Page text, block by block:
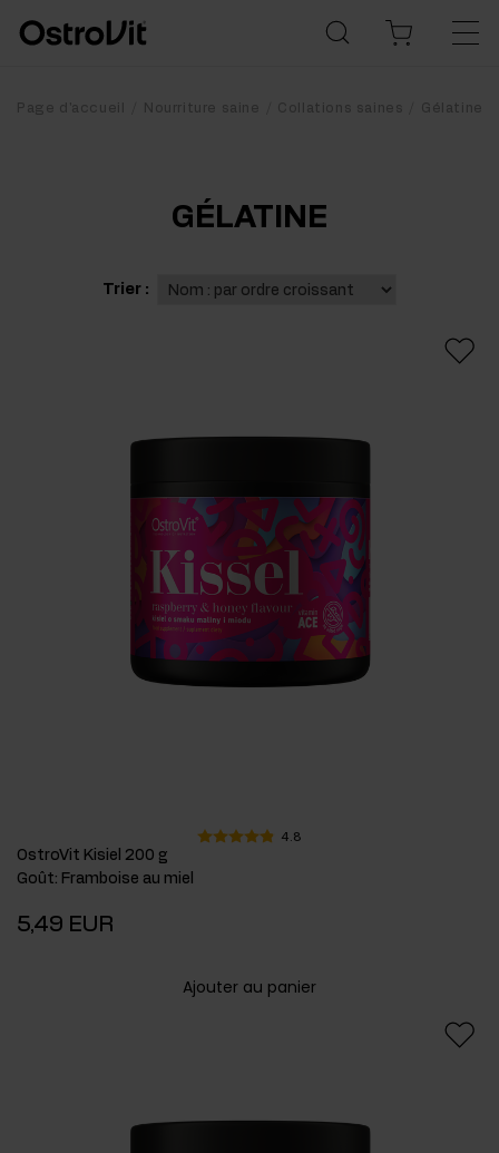
Page d'accueil Nourriture saine Collations saines Gélatine
GÉLATINE
Trier :
4.8
OstroVit Kisiel 200 g
Goût: Framboise au miel
5,49 EUR
Ajouter au panier